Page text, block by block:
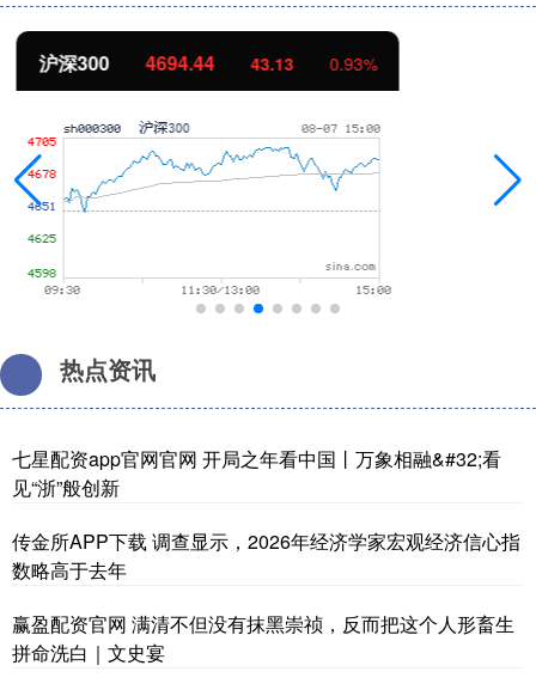
北证50 1134.24 11.37
热点资讯
七星配资app官网官网 开局之年看中国丨万象相融&#32;看
见“浙”般创新
传金所APP下载 调查显示，2026年经济学家宏观经济信心指
数略高于去年
赢盈配资官网 满清不但没有抹黑崇祯，反而把这个人形畜生
拼命洗白｜文史宴